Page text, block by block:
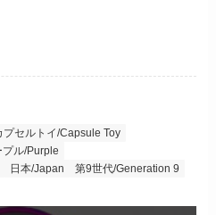
プセルトイ/Capsule Toy
プル/Purple
日本/Japan 第9世代/Generation 9